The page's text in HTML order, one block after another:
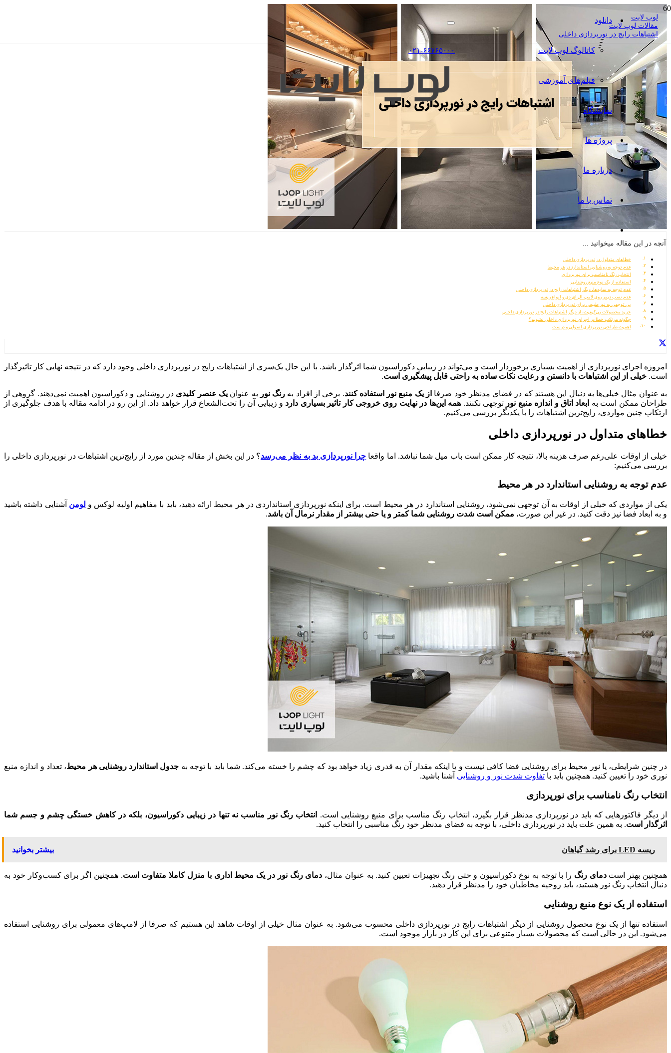
دانلود
کاتالوگ‌ لوپ لایت
فیلم‌های آموزشی
نمایشگاه
پروژه ها
درباره ما
تماس با ما
۰۲۱-۶۶۷۶۵۰۰۰
لوپ لایت
مقالات لوپ لایت
اشتباهات رایج در نورپردازی داخلی
آنچه در این مقاله میخوانید ...
خطاهای متداول در نورپردازی داخلی
عدم توجه به روشنایی استاندارد در هر محیط
انتخاب رنگ نامناسب برای نورپردازی
استفاده از یک نوع منبع روشنایی
عدم توجه به سایه‌ها، دیگر اشتباهات رایج در نورپردازی داخلی
عدم نصب دیمر روی لامپ ال ای دی و انواع ریسه
بی‌ توجهی به نور طبیعی برای نورپردازی داخلی
خرید محصولات بی‌کیفیت، از دیگر اشتباهات رایج در نورپردازی داخلی
چگونه مرتکب خطا در اجرای نورپردازی داخلی نشویم؟
اهمیت طراحی نورپردازی اصولی و درست
امروزه اجرای نورپردازی از اهمیت بسیاری برخوردار است و می‌
‎‌تواند
در زیبایی دکوراسیون شما اثرگذار باشد. با این حال یک‌سری از اشتباهات رایج در نورپردازی داخلی وجود دارد که در نتیجه نهایی کار تاثیرگذار
است. خیلی از این اشتباهات با دانستن و رعایت نکات ساده به راحتی قابل پیشگیری است.
به عنوان مثال خیلی‌ها به دنبال این هستند که در فضای مدنظر خود صرفا از یک منبع نور استفاده کنند. برخی از افراد به رنگ نور به عنوانیک عنصر کلیدی در روشنایی و دکوراسیون اهمیت نمی‌دهند. گروهی از
طراحان ممکن است به ابعاد اتاق و اندازه منبع نور توجهی نکنند. همه این‌ها در نهایت روی خروجی کار تاثیر بسیاری دارد و زیبایی آن را تحت‌الشعاع قرار خواهد داد. از این رو در ادامه مقاله با هدف جلوگیری از
ارتکاب چنین مواردی، رایج‌ترین اشتباهات را با یکدیگر بررسی می‌کنیم.
خطاهای متداول در نورپردازی داخلی
خیلی از اوقات علی‌رغم صرف هزینه بالا، نتیجه کار ممکن است باب میل شما نباشد. اما واقعا چرا نورپردازی بد به نظر می‌رسد؟ در این بخش از مقاله چندین مورد از رایج‌ترین اشتباهات در نورپردازی داخلی را
بررسی می‌کنیم:
عدم توجه به روشنایی استاندارد در هر محیط
یکی از مواردی که خیلی از اوقات به آن توجهی نمی‌شود، روشنایی استاندارد در هر محیط است. برای اینکه نورپردازی استانداردی در هر محیط ارائه دهید، باید با مفاهیم اولیه لوکس و لومن آشنایی داشته باشید
و به ابعاد فضا نیز دقت کنید. در غیر این صورت، ممکن است شدت روشنایی شما کمتر و یا حتی بیشتر از مقدار نرمال آن باشد.
در چنین شرایطی، یا نور محیط برای روشنایی فضا کافی نیست و یا اینکه مقدار آن به قدری زیاد خواهد بود که چشم را خسته می‌کند. شما باید با توجه به جدول استاندارد روشنایی هر محیط، تعداد و اندازه منبع
نوری خود را تعیین کنید. همچنین باید با تفاوت شدت نور و روشنایی آشنا باشید.
انتخاب رنگ نامناسب برای نورپردازی
از دیگر فاکتورهایی که باید در نورپردازی مدنظر قرار بگیرد، انتخاب رنگ مناسب برای منبع روشنایی است.
انتخاب رنگ نور مناسب نه تنها در زیبایی دکوراسیون، بلکه در کاهش خستگی چشم و جسم شما
اثرگذار است. به همین علت باید در نورپردازی داخلی، با توجه به فضای مدنظر خود رنگ مناسبی را انتخاب کنید.
بیشتر بخوانید ریسه LED برای رشد گیاهان
همچنین بهتر استدمای رنگ را با توجه به نوع دکوراسیون و حتی رنگ‌ تجهیزات تعیین کنید. به عنوان مثال، دمای رنگ نور در یک محیط اداری با منزل کاملا متفاوت است. همچنین اگر برای کسب‌وکار خود به
دنبال انتخاب رنگ نور هستید، باید روحیه مخاطبان خود را مدنظر قرار دهید.
استفاده از یک نوع منبع روشنایی
استفاده تنها از یک نوع محصول روشنایی از دیگر اشتباهات رایج در نورپردازی داخلی محسوب می‌شود. به عنوان مثال خیلی از اوقات شاهد این هستیم که صرفا از لامپ‌های معمولی برای روشنایی استفاده
می‌شود. این در حالی است که محصولات بسیار متنوعی برای این کار در بازار موجود است.